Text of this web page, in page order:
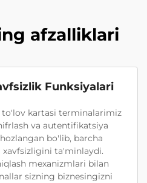
afzalliklari
Funksiyalari
kartasi terminalarimiz
va autentifikatsiya
bo'lib, barcha
ta'minlaydi.
mexanizmlari bilan
sizning biznesingizni